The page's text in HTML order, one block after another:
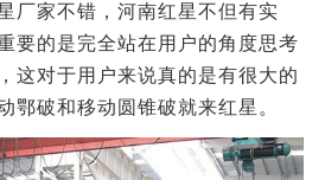
厂家不错，河南红星不但有实
要的是完全站在用户的角度思考
这对于用户来说真的是有很大的
鄂破和移动圆锥破就来红星。